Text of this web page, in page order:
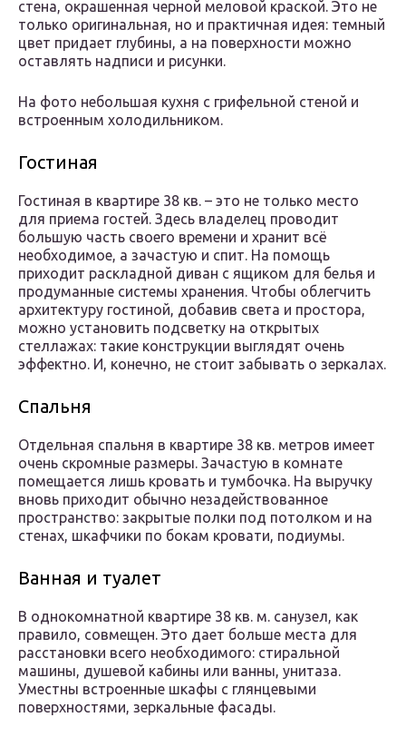
стена, окрашенная черной меловой краской. Это не
только оригинальная, но и практичная идея: темный
цвет придает глубины, а на поверхности можно
оставлять надписи и рисунки.
На фото небольшая кухня с грифельной стеной и
встроенным холодильником.
Гостиная
Гостиная в квартире 38 кв. – это не только место
для приема гостей. Здесь владелец проводит
большую часть своего времени и хранит всё
необходимое, а зачастую и спит. На помощь
приходит раскладной диван с ящиком для белья и
продуманные системы хранения. Чтобы облегчить
архитектуру гостиной, добавив света и простора,
можно установить подсветку на открытых
стеллажах: такие конструкции выглядят очень
эффектно. И, конечно, не стоит забывать о зеркалах.
Спальня
Отдельная спальня в квартире 38 кв. метров имеет
очень скромные размеры. Зачастую в комнате
помещается лишь кровать и тумбочка. На выручку
вновь приходит обычно незадействованное
пространство: закрытые полки под потолком и на
стенах, шкафчики по бокам кровати, подиумы.
Ванная и туалет
В однокомнатной квартире 38 кв. м. санузел, как
правило, совмещен. Это дает больше места для
расстановки всего необходимого: стиральной
машины, душевой кабины или ванны, унитаза.
Уместны встроенные шкафы с глянцевыми
поверхностями, зеркальные фасады.